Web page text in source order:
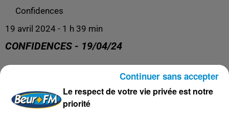
Confidences
19 avril 2024 - 1 h 39 min
CONFIDENCES - 19/04/24
Le respect de votre vie privée est notre
priorité
Continuer sans accepter